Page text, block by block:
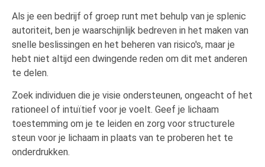
Als je een bedrijf of groep runt met behulp van je splenic
autoriteit, ben je waarschijnlijk bedreven in het maken van
snelle beslissingen en het beheren van risico's, maar je
hebt niet altijd een dwingende reden om dit met anderen
te delen.
Zoek individuen die je visie ondersteunen, ongeacht of het
rationeel of intuïtief voor je voelt. Geef je lichaam
toestemming om je te leiden en zorg voor structurele
steun voor je lichaam in plaats van te proberen het te
onderdrukken.